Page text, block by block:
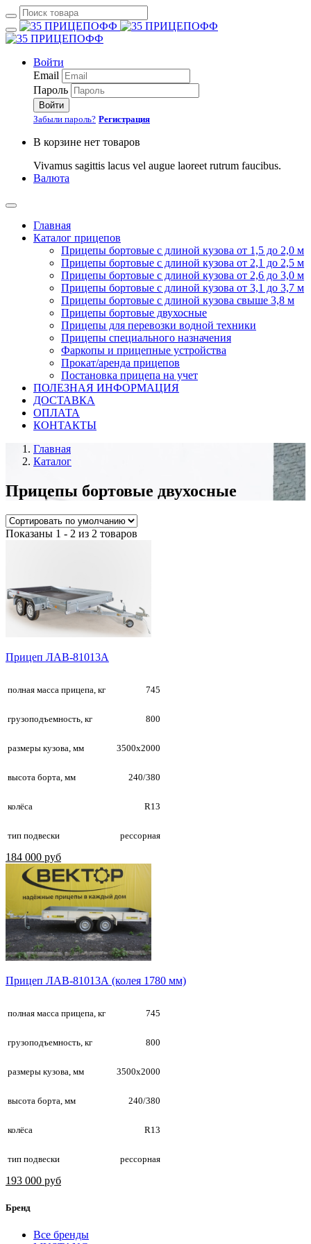
Войти
Email
Пароль
Войти
Забыли пароль? Регистрация
В корзине нет товаров
Vivamus sagittis lacus vel augue laoreet rutrum faucibus.
Валюта
Главная
Каталог прицепов
Прицепы бортовые с длиной кузова от 1,5 до 2,0 м
Прицепы бортовые с длиной кузова от 2,1 до 2,5 м
Прицепы бортовые с длиной кузова от 2,6 до 3,0 м
Прицепы бортовые с длиной кузова от 3,1 до 3,7 м
Прицепы бортовые с длиной кузова свыше 3,8 м
Прицепы бортовые двухосные
Прицепы для перевозки водной техники
Прицепы специального назначения
Фаркопы и прицепные устройства
Прокат/аренда прицепов
Постановка прицепа на учет
ПОЛЕЗНАЯ ИНФОРМАЦИЯ
ДОСТАВКА
ОПЛАТА
КОНТАКТЫ
Главная
Каталог
Прицепы бортовые двухосные
Показаны 1 - 2 из 2 товаров
Прицеп ЛАВ-81013А
полная масса прицепа, кг 745
грузоподъемность, кг 800
размеры кузова, мм 3500х2000
высота борта, мм 240/380
колёса R13
тип подвески рессорная
184 000 руб
Прицеп ЛАВ-81013А (колея 1780 мм)
полная масса прицепа, кг 745
грузоподъемность, кг 800
размеры кузова, мм 3500х2000
высота борта, мм 240/380
колёса R13
тип подвески рессорная
193 000 руб
Бренд
Все бренды